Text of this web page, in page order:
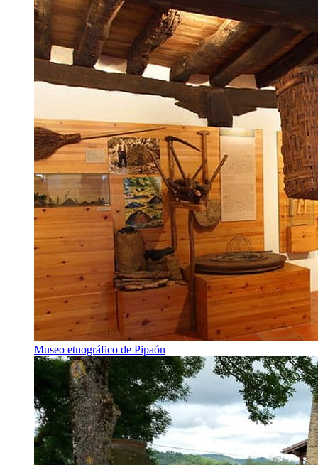
Museo etnográfico de Pipaón